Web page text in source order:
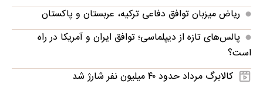
ریاض میزبان توافق دفاعی ترکیه، عربستان و پاکستان
پالس‌های تازه از دیپلماسی؛ توافق ایران و آمریکا در راه
است؟
کالابرگ مرداد حدود ۴۰‌ میلیون نفر شارژ شد